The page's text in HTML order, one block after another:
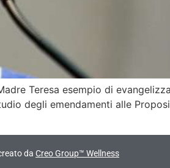
Teresa esempio di
degli emendamenti alle
da Creo Group™ Wellness